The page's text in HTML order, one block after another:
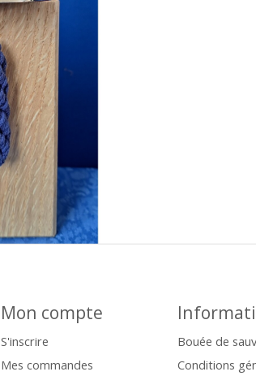
Mon compte
S'inscrire
Mes commandes
Bouée de
Conditions